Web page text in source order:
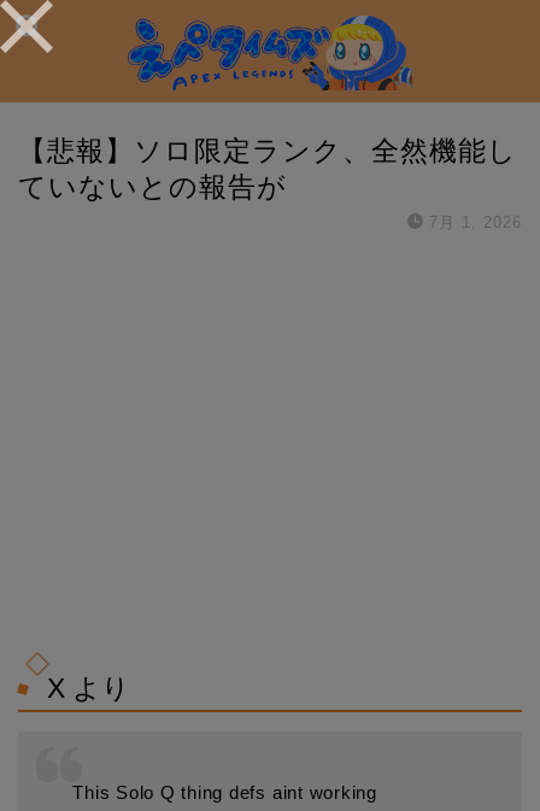
【悲報】ソロ限定ランク、全然機能し
ていないとの報告が
7月 1, 2026
X より
This Solo Q thing defs aint working